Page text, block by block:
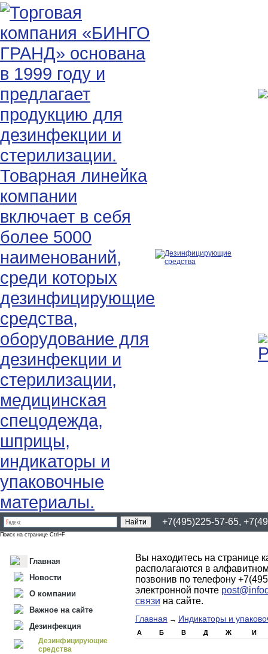
+7(495)225-57-65,
Поиск на странице Ctrl+F
Главная
Новости
О компании
Важное на сайте
Дезинфекция
Дезинфицирующие
средства
Вы находитесь на странице
располагаются в
позвонив по телефону
электронной почте
связи на сайте.
Главная → Индикаторы и
А Б В Д Ж И